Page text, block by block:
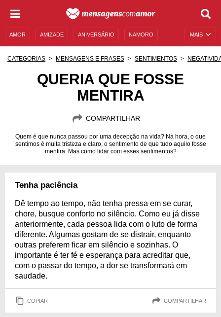
MAIS
AMOR AMIZADE ANIVERSÁRIO NAMORO
MENSAGENS DE ANIVERSÁRIO
CATEGORIAS MENSAGENS E FRASES SENTIMENTOS
QUERIA QUE FOSSE
MENTIRA
COMPARTILHAR
Quem é que nunca passou por uma decepção na vida? Na hora, o que
sentimos é muita tristeza e claro, o sentimento de que tudo aquilo fosse
mentira. Mas como lidar com esses sentimentos?
Tenha paciência
Dê tempo ao tempo, não tenha pressa em se curar,
chore, busque conforto no silêncio. Como eu já disse
anteriormente, cada pessoa lida com o luto de forma
diferente. Algumas gostam de se distrair, enquanto
outras preferem ficar em silêncio e sozinhas. O
importante é ter fé e esperança para acreditar que,
com o passar do tempo, a dor se transformará em
saudade.
COPIAR COMPARTILHAR